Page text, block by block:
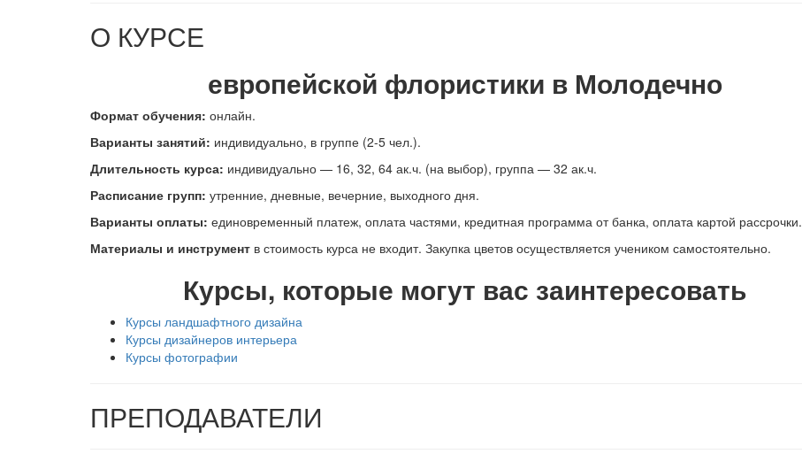
О КУРСЕ
европейской флористики в Молодечно
Формат обучения: онлайн.
Варианты занятий: индивидуально, в группе (2-5 чел.).
Длительность курса: индивидуально — 16, 32, 64 ак.ч. (на выбор), группа — 32 ак.ч.
Расписание групп: утренние, дневные, вечерние, выходного дня.
Варианты оплаты: единовременный платеж, оплата частями, кредитная программа от банка, оплата картой рассрочки.
Материалы и инструмент в стоимость курса не входит. Закупка цветов осуществляется учеником самостоятельно.
Курсы, которые могут вас заинтересовать
Курсы ландшафтного дизайна
Курсы дизайнеров интерьера
Курсы фотографии
ПРЕПОДАВАТЕЛИ